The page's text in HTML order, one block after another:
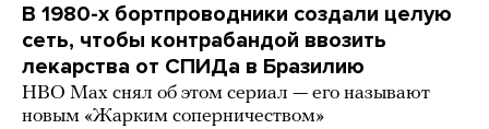
В 1980-х бортпроводники создали целую
сеть, чтобы контрабандой ввозить
лекарства от СПИДа в Бразилию
HBO Max снял об этом сериал — его называют
новым «Жарким соперничеством»